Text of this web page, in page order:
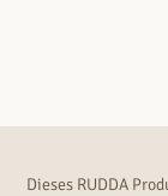
Dieses RUDDA